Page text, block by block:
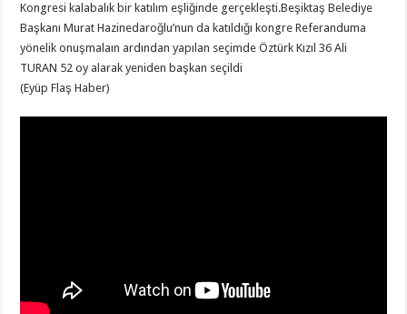
Kongresi kalabalık bir katılım eşliğinde gerçekleşti.Beşiktaş Belediye
Başkanı Murat Hazinedaroğlu’nun da katıldığı kongre Referanduma
yönelik onuşmalaın ardından yapılan seçimde Öztürk Kızıl 36 Ali
TURAN 52 oy alarak yeniden başkan seçildi
(Eyüp Flaş Haber)